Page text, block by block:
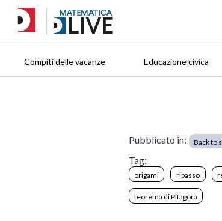
Compiti delle vacanze Educazione civica
Pubblicato in: Back to
Tag:
origami ripasso
teorema di Pitagora